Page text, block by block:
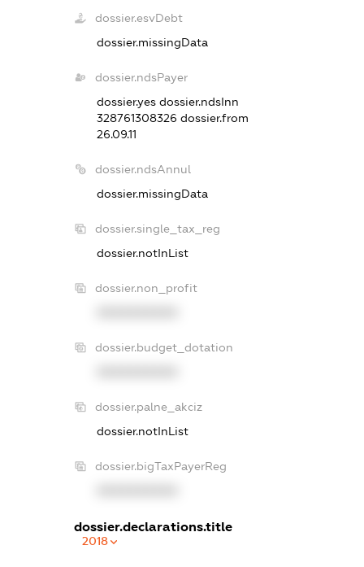
dossier.esvDebt
dossier.missingData
dossier.ndsPayer
dossier.yesdossier.ndsInn
328761308326dossier.from
26.09.11
dossier.ndsAnnul
dossier.missingData
dossier.single_tax_reg
dossier.notInList
dossier.non_profit
dossier.budget_dotation
dossier.palne_akciz
dossier.notInList
dossier.bigTaxPayerReg
dossier.declarations.title
2018